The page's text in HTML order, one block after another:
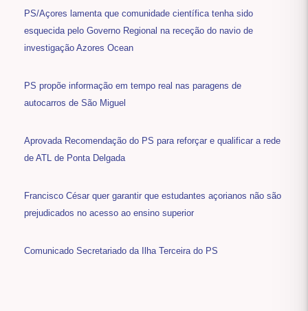
PS/Açores lamenta que comunidade científica tenha sido
esquecida pelo Governo Regional na receção do navio de
investigação Azores Ocean
PS propõe informação em tempo real nas paragens de
autocarros de São Miguel
Aprovada Recomendação do PS para reforçar e qualificar a rede
de ATL de Ponta Delgada
Francisco César quer garantir que estudantes açorianos não são
prejudicados no acesso ao ensino superior
Comunicado Secretariado da Ilha Terceira do PS